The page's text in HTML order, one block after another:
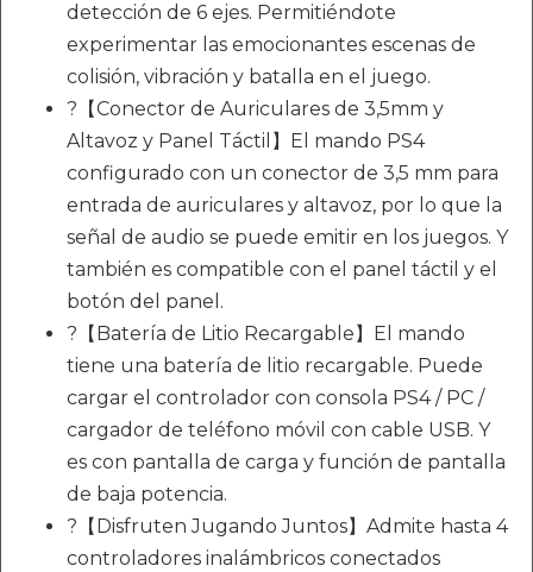
detección de 6 ejes. Permitiéndote
experimentar las emocionantes escenas de
colisión, vibración y batalla en el juego.
?【Conector de Auriculares de 3,5mm y
Altavoz y Panel Táctil】El mando PS4
configurado con un conector de 3,5 mm para
entrada de auriculares y altavoz, por lo que la
señal de audio se puede emitir en los juegos. Y
también es compatible con el panel táctil y el
botón del panel.
?【Batería de Litio Recargable】El mando
tiene una batería de litio recargable. Puede
cargar el controlador con consola PS4 / PC /
cargador de teléfono móvil con cable USB. Y
es con pantalla de carga y función de pantalla
de baja potencia.
?【Disfruten Jugando Juntos】Admite hasta 4
controladores inalámbricos conectados